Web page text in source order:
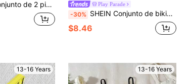
la playa simple con mangas cortas en negro para adolescentes, primavera/verano Play Parade
-30% SHEIN Conjunto de bikini negro liso 2025 nuevo para adolescentes, ropa de playa moderna para piscina y playa, bikini de dos piezas adecuado para chicas adolescentes
$8.46
13-16 Years 13-16 Years